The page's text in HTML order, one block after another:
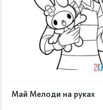
Май Мелоди на руках